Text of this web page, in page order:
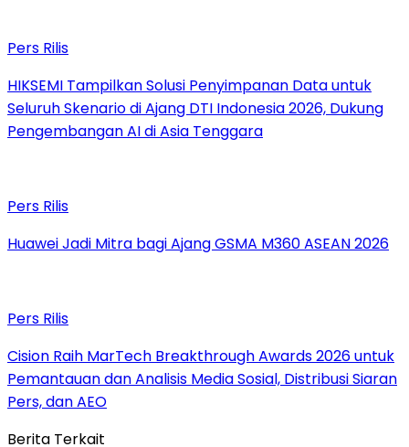
Pers Rilis
HIKSEMI Tampilkan Solusi Penyimpanan Data untuk
Seluruh Skenario di Ajang DTI Indonesia 2026, Dukung
Pengembangan AI di Asia Tenggara
Pers Rilis
Huawei Jadi Mitra bagi Ajang GSMA M360 ASEAN 2026
Pers Rilis
Cision Raih MarTech Breakthrough Awards 2026 untuk
Pemantauan dan Analisis Media Sosial, Distribusi Siaran
Pers, dan AEO
Berita Terkait